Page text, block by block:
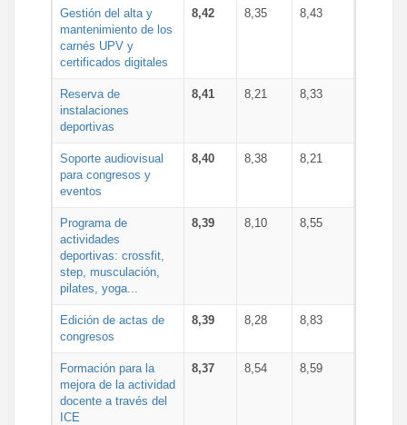
Gestión del alta y
mantenimiento de los
carnés UPV y
certificados digitales
8,42 8,35 8,43
Reserva de
instalaciones
deportivas
8,41 8,21 8,33
Soporte audiovisual
para congresos y
eventos
8,40 8,38 8,21
Programa de
actividades
deportivas: crossfit,
step, musculación,
pilates, yoga...
8,39 8,10 8,55
Edición de actas de
congresos
8,39 8,28 8,83
Formación para la
mejora de la actividad
docente a través del
ICE
8,37 8,54 8,59